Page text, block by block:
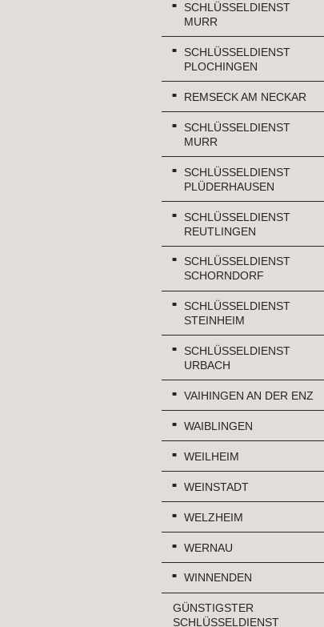
SCHLÜSSELDIENST
MURR
SCHLÜSSELDIENST
PLOCHINGEN
REMSECK AM NECKAR
SCHLÜSSELDIENST
MURR
SCHLÜSSELDIENST
PLÜDERHAUSEN
SCHLÜSSELDIENST
REUTLINGEN
SCHLÜSSELDIENST
SCHORNDORF
SCHLÜSSELDIENST
STEINHEIM
SCHLÜSSELDIENST
URBACH
VAIHINGEN AN DER ENZ
WAIBLINGEN
WEILHEIM
WEINSTADT
WELZHEIM
WERNAU
WINNENDEN
GÜNSTIGSTER
SCHLÜSSELDIENST